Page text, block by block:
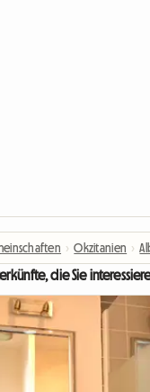
› Okzitanien ›
die Sie